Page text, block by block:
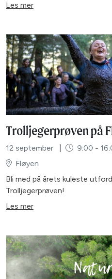
Les mer
Trolljegerprøven på
12 september
9:00 -
Fløyen
Bli med på årets kuleste
Trolljegerprøven!
Les mer